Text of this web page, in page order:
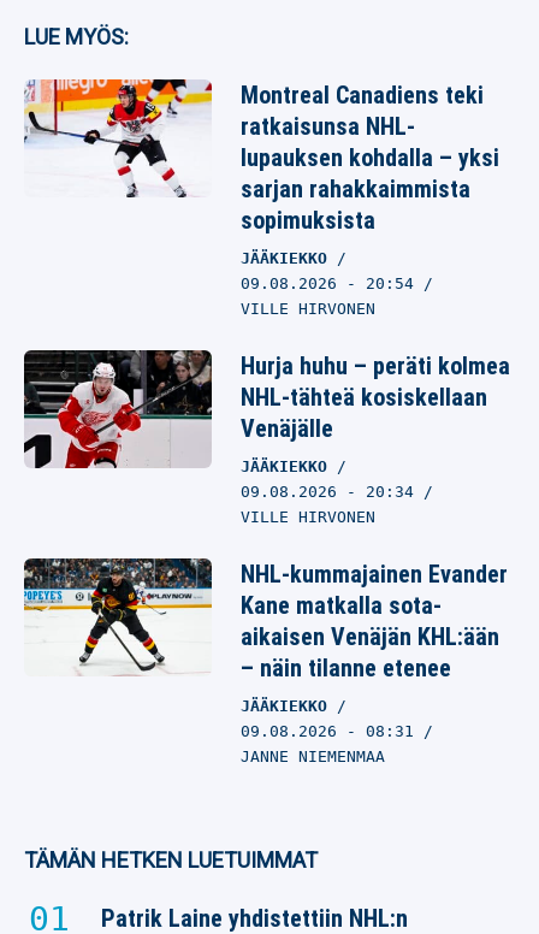
LUE MYÖS:
Montreal Canadiens teki
ratkaisunsa NHL-
lupauksen kohdalla – yksi
sarjan rahakkaimmista
sopimuksista
JÄÄKIEKKO
09.08.2026 - 20:54
VILLE HIRVONEN
Hurja huhu – peräti kolmea
NHL-tähteä kosiskellaan
Venäjälle
JÄÄKIEKKO
09.08.2026 - 20:34
VILLE HIRVONEN
NHL-kummajainen Evander
Kane matkalla sota-
aikaisen Venäjän KHL:ään
– näin tilanne etenee
JÄÄKIEKKO
09.08.2026 - 08:31
JANNE NIEMENMAA
TÄMÄN HETKEN LUETUIMMAT
Patrik Laine yhdistettiin NHL:n